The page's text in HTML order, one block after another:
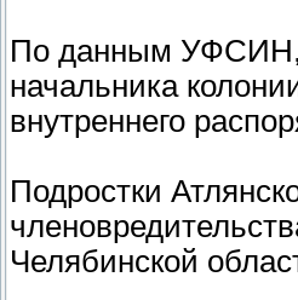
По данным УФСИН,
начальника
внутреннего
Подростки
Челябинской